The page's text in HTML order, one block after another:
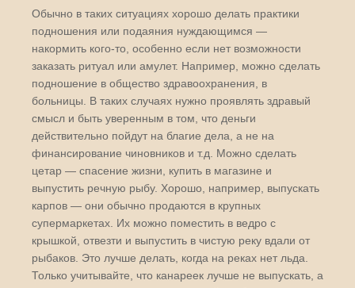
Обычно в таких ситуациях хорошо делать практики
подношения или подаяния нуждающимся —
накормить кого-то, особенно если нет возможности
заказать ритуал или амулет. Например, можно сделать
подношение в общество здравоохранения, в
больницы. В таких случаях нужно проявлять здравый
смысл и быть уверенным в том, что деньги
действительно пойдут на благие дела, а не на
финансирование чиновников и т.д. Можно сделать
цетар — спасение жизни, купить в магазине и
выпустить речную рыбу. Хорошо, например, выпускать
карпов — они обычно продаются в крупных
супермаркетах. Их можно поместить в ведро с
крышкой, отвезти и выпустить в чистую реку вдали от
рыбаков. Это лучше делать, когда на реках нет льда.
Только учитывайте, что канареек лучше не выпускать, а